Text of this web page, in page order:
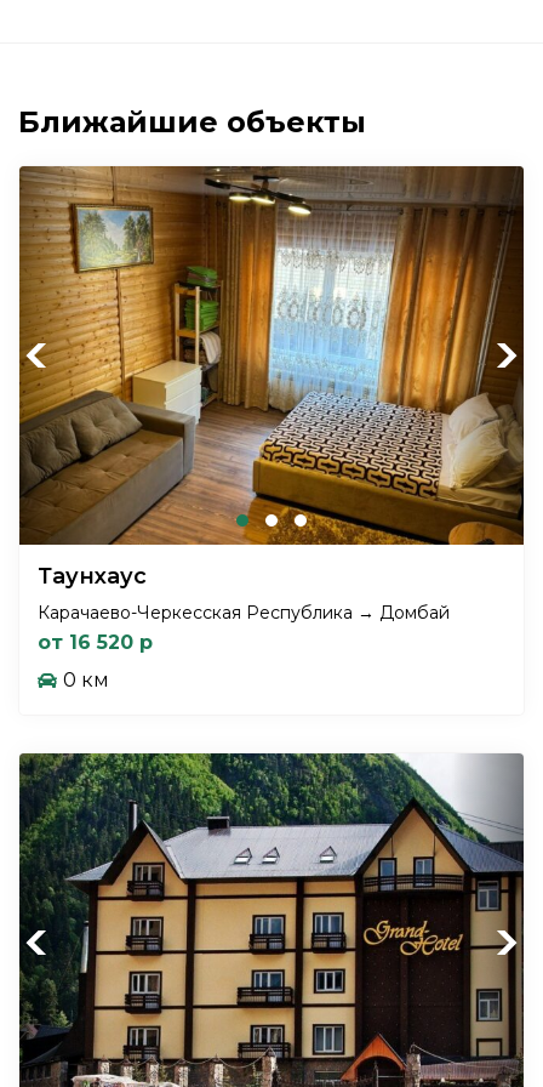
Ближайшие объекты
Previous Next
Таунхаус
Карачаево-Черкесская Республика → Домбай
от 16 520 р
0 км
Previous Next